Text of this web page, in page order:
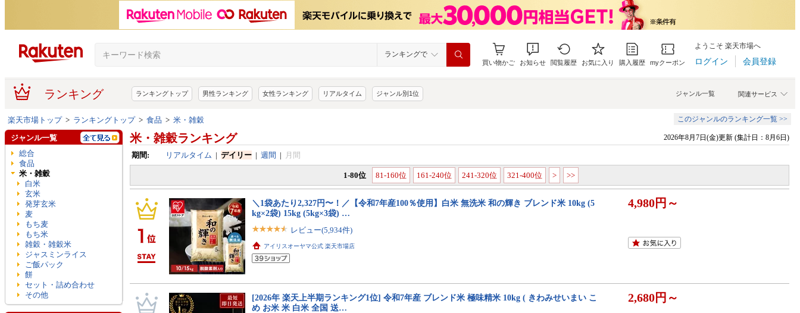
ランキングで
買い物かご お知らせ 閲覧履歴 お気に入り 購入履歴 myクーポン
ようこそ 楽天市場へ
ログイン 会員登録
ランキング 関連サービス
ジャンル一覧
ランキングトップ 男性ランキング 女性ランキング リアルタイム ジャンル別1位
楽天市場トップ> ランキングトップ> 食品 > 米・雑穀 このジャンルのランキング一覧 >>
米・雑穀ランキング 2026年8月7日(金)更新 (集計日：8月6日)
期間: リアルタイム | デイリー| 週間 | 月間
1-80位 81-160位 161-240位 241-320位 321-400位 > >>
＼1袋あたり2,327円〜！／【令和7年産100％使用】白米 無洗米 和の輝き ブレンド米 10kg (5
kg×2袋) 15kg (5kg×3袋) …
レビュー(5,934件)
アイリスオーヤマ公式 楽天市場店
4,980円～
[2026年 楽天上半期ランキング1位] 令和7年産 ブレンド米 極味精米 10kg ( きわみせいまい こ
め お米 米 白米 全国 送…
2,680円～
ジャンル一覧
総合
食品
米・雑穀
白米
玄米
発芽玄米
麦
もち麦
もち米
雑穀・雑穀米
ジャスミンライス
ご飯パック
餅
セット・詰め合わせ
その他